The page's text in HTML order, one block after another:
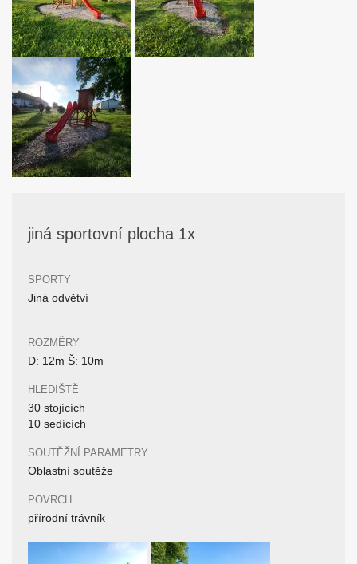
jiná sportovní plocha 1x
SPORTY
Jiná odvětví
ROZMĚRY
D: 12m Š: 10m
HLEDIŠTĚ
30 stojících
10 sedících
SOUTĚŽNÍ PARAMETRY
Oblastní soutěže
POVRCH
přírodní trávník